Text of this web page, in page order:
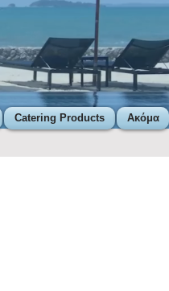
Catering Products Ακόμα